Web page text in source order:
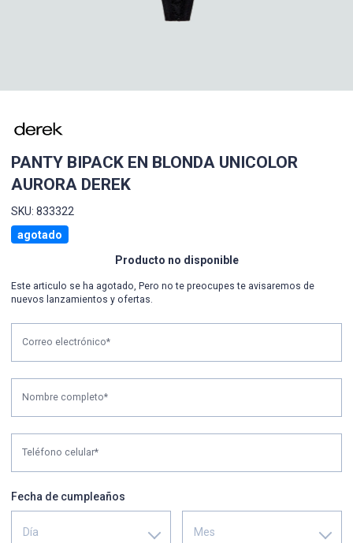
PANTY BIPACK EN BLONDA UNICOLOR
AURORA DEREK
SKU: 833322
agotado
Producto no disponible
Este articulo se ha agotado, Pero no te preocupes te avisaremos de
nuevos lanzamientos y ofertas.
Correo electrónico*
Nombre completo*
Teléfono celular*
Fecha de cumpleaños
Día Mes